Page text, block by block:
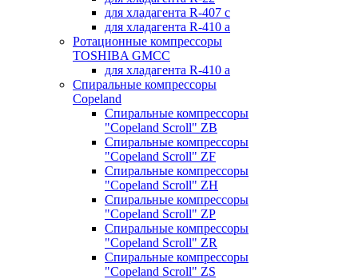
для хладагента R-407 с
для хладагента R-410 а
Ротационные компрессоры
TOSHIBA GMCC
для хладагента R-410 а
Спиральные компрессоры
Copeland
Спиральные компрессоры
"Copeland Scroll" ZB
Спиральные компрессоры
"Copeland Scroll" ZF
Спиральные компрессоры
"Copeland Scroll" ZH
Спиральные компрессоры
"Copeland Scroll" ZP
Спиральные компрессоры
"Copeland Scroll" ZR
Спиральные компрессоры
"Copeland Scroll" ZS